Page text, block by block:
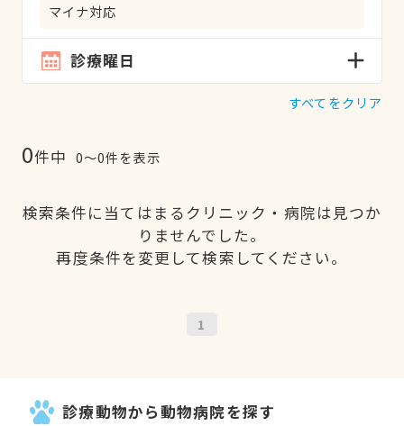
マイナ対応
診療曜日
すべてをクリア
0件中 0〜0件を表示
検索条件に当てはまるクリニック・病院は見つか
りませんでした。
再度条件を変更して検索してください。
1
診療動物から動物病院を探す